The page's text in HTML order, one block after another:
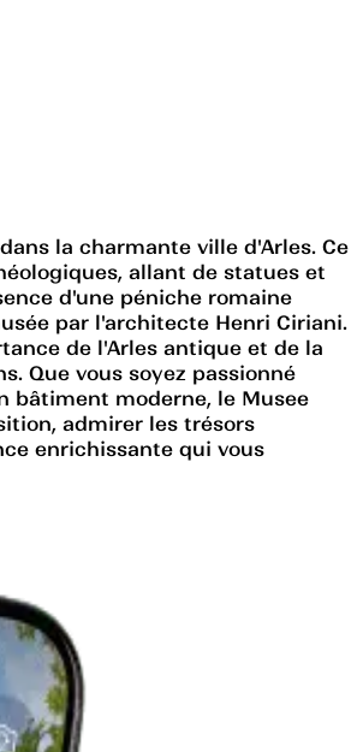
la charmante ville d'Arles. Ce
allant de statues et
d'une péniche romaine
par l'architecte Henri Ciriani.
de l'Arles antique et de la
Que vous soyez passionné
bâtiment moderne, le Musee
admirer les trésors
enrichissante qui vous